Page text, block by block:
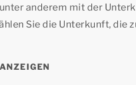
anderem mit der
Sie die Unterkunft, die